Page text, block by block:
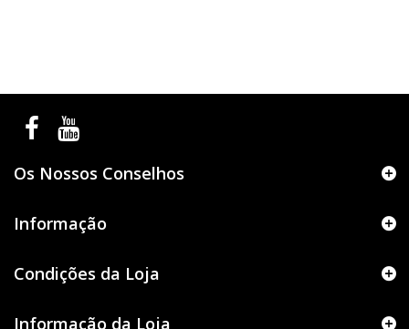
Os Nossos Conselhos
Informação
Condições da Loja
Informação da Loja